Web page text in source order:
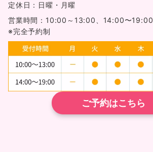
定休日：日曜・月曜
営業時間：10:00～13:00、14:00〜19:00
※完全予約制
ご予約はこちら